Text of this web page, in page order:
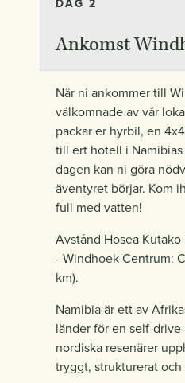
DAG 2
Ankomst
När ni ankommer till
välkomnade av vår
packar er hyrbil, en
till ert hotell i
dagen kan ni göra
äventyret börjar. Kom
full med vatten!
Avstånd Hosea
- Windhoek Centrum:
km).
Namibia är ett av
länder för en self-
nordiska resenärer
tryggt, strukturerat